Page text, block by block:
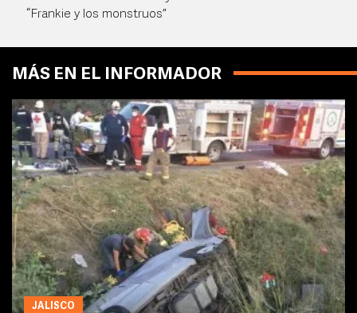
“Frankie y los monstruos”
MÁS EN EL INFORMADOR
JALISCO